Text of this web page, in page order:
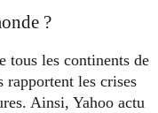
?
tous les continents de
rapportent les crises
Ainsi, Yahoo actu